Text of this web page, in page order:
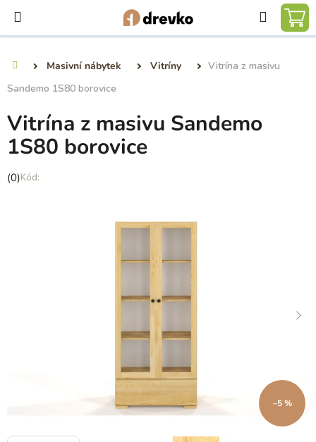
obsah
Hledat
Masivní nábytek Vitríny
Vitrína z masivu
Sandemo 1S80 borovice
Vitrína z masivu Sandemo
1S80 borovice
Průměrné
(0)
–5 %